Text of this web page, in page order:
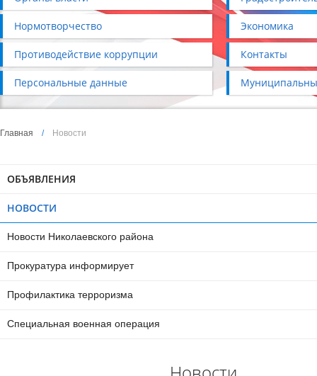
Нормотворчество Экономика
Противодействие коррупции Контакты
Персональные данные
Главная / Новости
ОБЪЯВЛЕНИЯ
НОВОСТИ
Новости Николаевского района
Прокуратура информирует
Профилактика терроризма
Специальная военная операция